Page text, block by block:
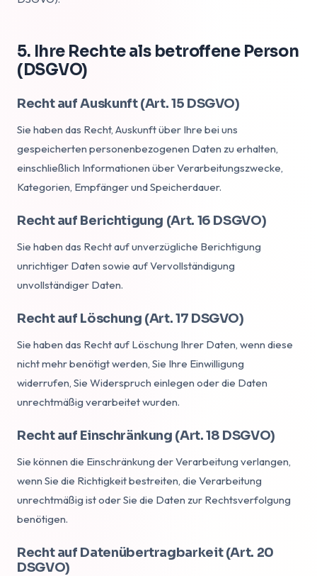
5. Ihre Rechte als betroffene Person
(DSGVO)
Recht auf Auskunft (Art. 15 DSGVO)
Sie haben das Recht, Auskunft über Ihre bei uns
gespeicherten personenbezogenen Daten zu erhalten,
einschließlich Informationen über Verarbeitungszwecke,
Kategorien, Empfänger und Speicherdauer.
Recht auf Berichtigung (Art. 16 DSGVO)
Sie haben das Recht auf unverzügliche Berichtigung
unrichtiger Daten sowie auf Vervollständigung
unvollständiger Daten.
Recht auf Löschung (Art. 17 DSGVO)
Sie haben das Recht auf Löschung Ihrer Daten, wenn diese
nicht mehr benötigt werden, Sie Ihre Einwilligung
widerrufen, Sie Widerspruch einlegen oder die Daten
unrechtmäßig verarbeitet wurden.
Recht auf Einschränkung (Art. 18 DSGVO)
Sie können die Einschränkung der Verarbeitung verlangen,
wenn Sie die Richtigkeit bestreiten, die Verarbeitung
unrechtmäßig ist oder Sie die Daten zur Rechtsverfolgung
benötigen.
Recht auf Datenübertragbarkeit (Art. 20
DSGVO)